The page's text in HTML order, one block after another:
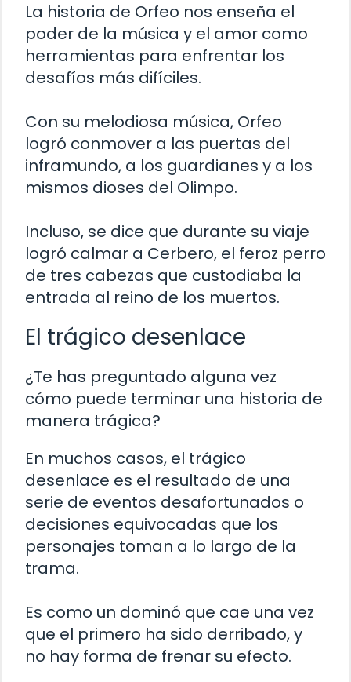
La historia de Orfeo nos enseña el
poder de la música y el amor como
herramientas para enfrentar los
desafíos más difíciles.
Con su melodiosa música, Orfeo
logró conmover a las puertas del
inframundo, a los guardianes y a los
mismos dioses del Olimpo.
Incluso, se dice que durante su viaje
logró calmar a Cerbero, el feroz perro
de tres cabezas que custodiaba la
entrada al reino de los muertos.
El trágico desenlace
¿Te has preguntado alguna vez
cómo puede terminar una historia de
manera trágica?
En muchos casos, el trágico
desenlace es el resultado de una
serie de eventos desafortunados o
decisiones equivocadas que los
personajes toman a lo largo de la
trama.
Es como un dominó que cae una vez
que el primero ha sido derribado, y
no hay forma de frenar su efecto.